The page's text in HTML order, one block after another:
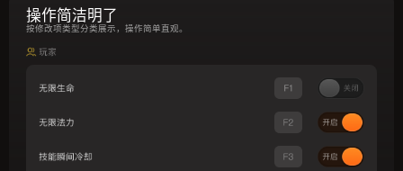
操作简洁明了
按修改项类型分类展示，操作简单直观。